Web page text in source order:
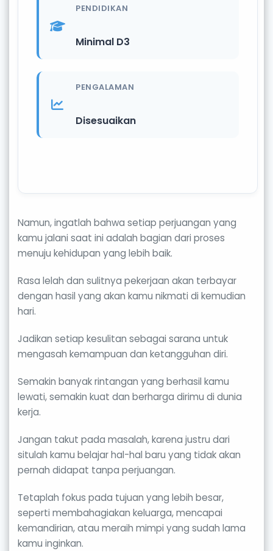
PENDIDIKAN
Minimal D3
PENGALAMAN
Disesuaikan
Namun, ingatlah bahwa setiap perjuangan yang
kamu jalani saat ini adalah bagian dari proses
menuju kehidupan yang lebih baik.
Rasa lelah dan sulitnya pekerjaan akan terbayar
dengan hasil yang akan kamu nikmati di kemudian
hari.
Jadikan setiap kesulitan sebagai sarana untuk
mengasah kemampuan dan ketangguhan diri.
Semakin banyak rintangan yang berhasil kamu
lewati, semakin kuat dan berharga dirimu di dunia
kerja.
Jangan takut pada masalah, karena justru dari
situlah kamu belajar hal-hal baru yang tidak akan
pernah didapat tanpa perjuangan.
Tetaplah fokus pada tujuan yang lebih besar,
seperti membahagiakan keluarga, mencapai
kemandirian, atau meraih mimpi yang sudah lama
kamu inginkan.